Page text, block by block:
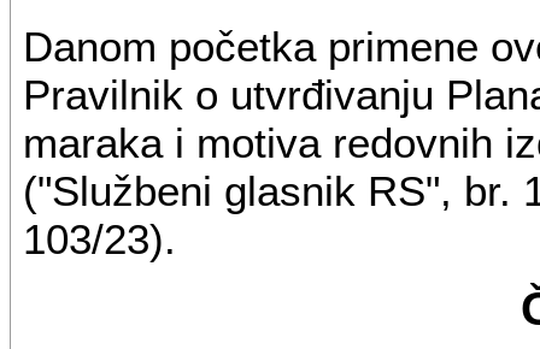
Danom početka primene
Pravilnik o utvrđivanju
maraka i motiva redovnih
("Službeni glasnik RS", br.
103/23).